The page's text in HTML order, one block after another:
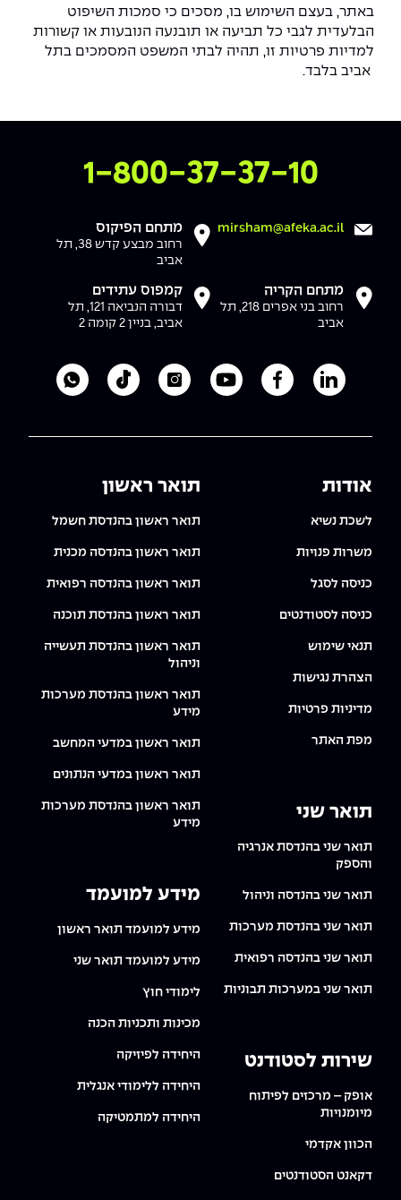
באתר, בעצם השימוש בו, מסכים כי סמכות השיפוט
הבלעדית לגבי כל תביעה או תובנעה הנובעות או קשורות
למדיות פרטיות זו, תהיה לבתי המשפט המסמכים בתל
אביב בלבד.
צרו איתנו קשר
1-800-37-37-10
mirsham@afeka.ac.il מתחם הפיקוס
רחוב מבצע קדש 38, תל
אביב
מתחם הקריה
רחוב בני אפרים 218, תל
אביב
קמפוס עתידים
דבורה הנביאה 121, תל
אביב, בניין 2 קומה 2
לעמוד הלינקדאין של מכללת אפקה
לעמוד הפייסבוק של מכללת אפקה
לעמוד היוטיוב של מכללת אפקה
לעמוד האינסטגרם של
לעמוד הטיקטוק
אודות
לשכת נשיא
משרות פנויות
כניסה לסגל
כניסה לסטודנטים
תנאי שימוש
הצהרת נגישות
מדיניות פרטיות
מפת האתר
תואר שני
תואר שני בהנדסת אנרגיה
והספק
תואר שני בהנדסה וניהול
תואר שני בהנדסת מערכות
תואר שני בהנדסה רפואית
תואר שני במערכות תבוניות
שירות לסטודנט
אופק – מרכזים לפיתוח
מיומנויות
הכוון אקדמי
דקאנט הסטודנטים
תואר ראשון
תואר ראשון בהנדסת חשמל
תואר ראשון בהנדסה מכנית
תואר ראשון בהנדסה רפואית
תואר ראשון בהנדסת תוכנה
תואר ראשון בהנדסת תעשייה
וניהול
תואר ראשון בהנדסת מערכות
מידע
תואר ראשון במדעי המחשב
תואר ראשון במדעי הנתונים
תואר ראשון בהנדסת מערכות
מידע
מידע למועמד
מידע למועמד תואר ראשון
מידע למועמד תואר שני
לימודי חוץ
מכינות ותכניות הכנה
היחידה לפיזיקה
היחידה ללימודי אנגלית
היחידה למתמטיקה